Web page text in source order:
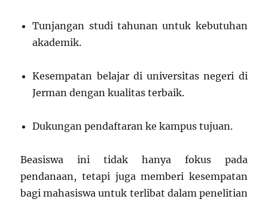
Tunjangan studi tahunan untuk kebutuhan
akademik.
Kesempatan belajar di universitas negeri di
Jerman dengan kualitas terbaik.
Dukungan pendaftaran ke kampus tujuan.
Beasiswa ini tidak hanya fokus pada
pendanaan, tetapi juga memberi kesempatan
bagi mahasiswa untuk terlibat dalam penelitian